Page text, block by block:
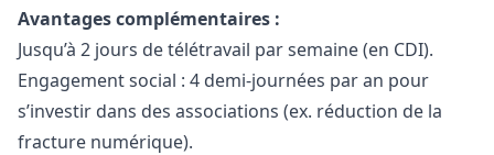
Avantages complémentaires :
Jusqu’à 2 jours de télétravail par semaine (en CDI).
Engagement social : 4 demi-journées par an pour
s’investir dans des associations (ex. réduction de la
fracture numérique).